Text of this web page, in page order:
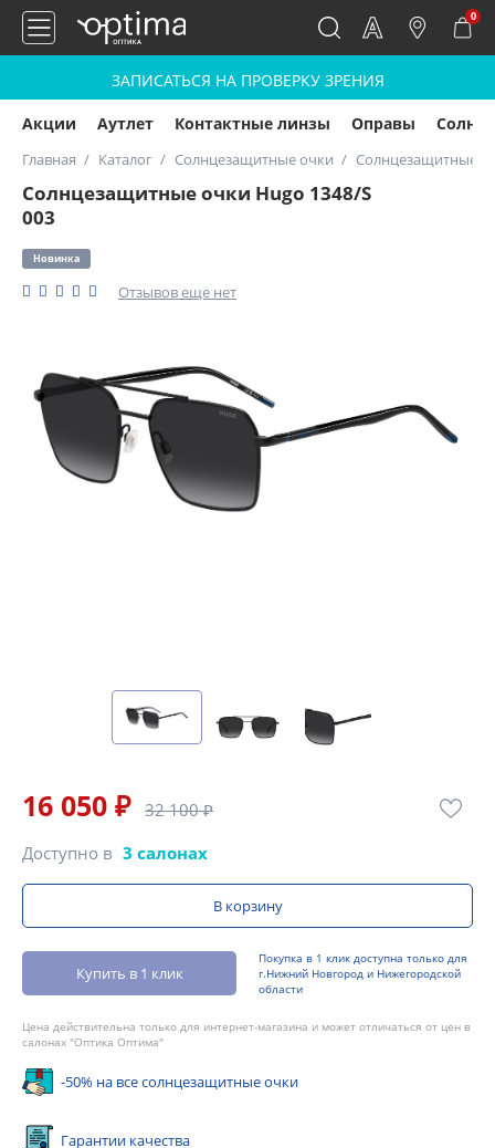
0
ЗАПИСАТЬСЯ НА ПРОВЕРКУ ЗРЕНИЯ
Акции Аутлет Контактные линзы Оправы
Главная Каталог Солнцезащитные очки Солнцезащитные
Солнцезащитные очки Hugo 1348/S
003
Новинка
Отзывов еще нет
16 050 ₽ 32 100 ₽
Доступно в 3 салонах
В корзину
Купить в 1 клик
Покупка в 1 клик доступна только для
г.Нижний Новгород и Нижегородской
области
Цена действительна только для интернет-магазина и может отличаться от цен в
салонах "Оптика Оптима"
-50% на все солнцезащитные очки
Гарантии качества